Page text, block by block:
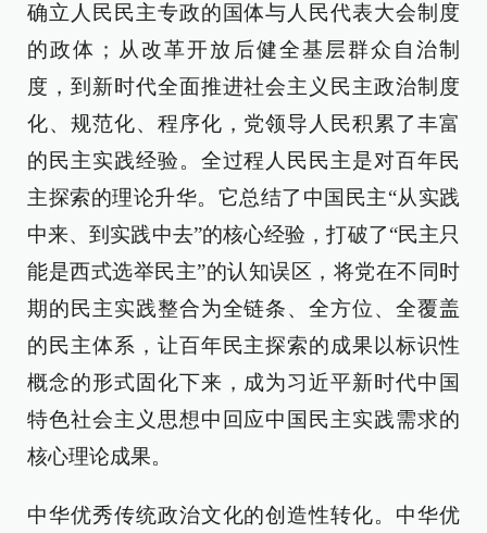
确立人民民主专政的国体与人民代表大会制度
的政体；从改革开放后健全基层群众自治制
度，到新时代全面推进社会主义民主政治制度
化、规范化、程序化，党领导人民积累了丰富
的民主实践经验。全过程人民民主是对百年民
主探索的理论升华。它总结了中国民主“从实践
中来、到实践中去”的核心经验，打破了“民主只
能是西式选举民主”的认知误区，将党在不同时
期的民主实践整合为全链条、全方位、全覆盖
的民主体系，让百年民主探索的成果以标识性
概念的形式固化下来，成为习近平新时代中国
特色社会主义思想中回应中国民主实践需求的
核心理论成果。
中华优秀传统政治文化的创造性转化。中华优